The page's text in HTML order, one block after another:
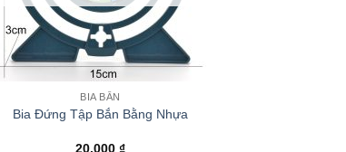
BIA BẮN
Bia Đứng Tập Bắn Bằng Nhựa
20.000₫